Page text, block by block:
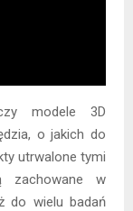
modele 3D
o jakich do
utrwalone tymi
zachowane w
do wielu badań